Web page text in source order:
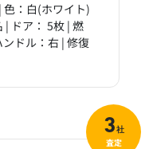
：白(ホワイト)
| ドア： 5枚 | 燃
ドル：右 | 修復
3社
査定